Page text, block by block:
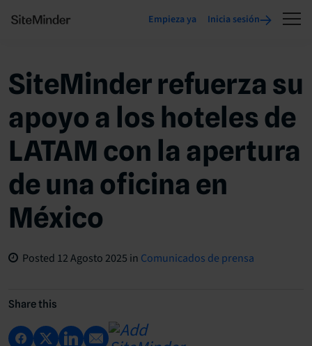
Empieza ya Inicia sesión
SiteMinder refuerza su
apoyo a los hoteles de
LATAM con la apertura
de una oficina en
México
Posted 12 Agosto 2025 in Comunicados de prensa
Share this